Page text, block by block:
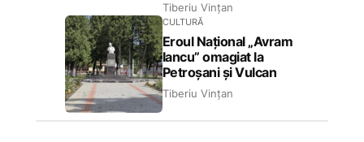
Tiberiu Vințan
CULTURĂ
Eroul Național „Avram
Iancu” omagiat la
Petroșani și Vulcan
Tiberiu Vințan